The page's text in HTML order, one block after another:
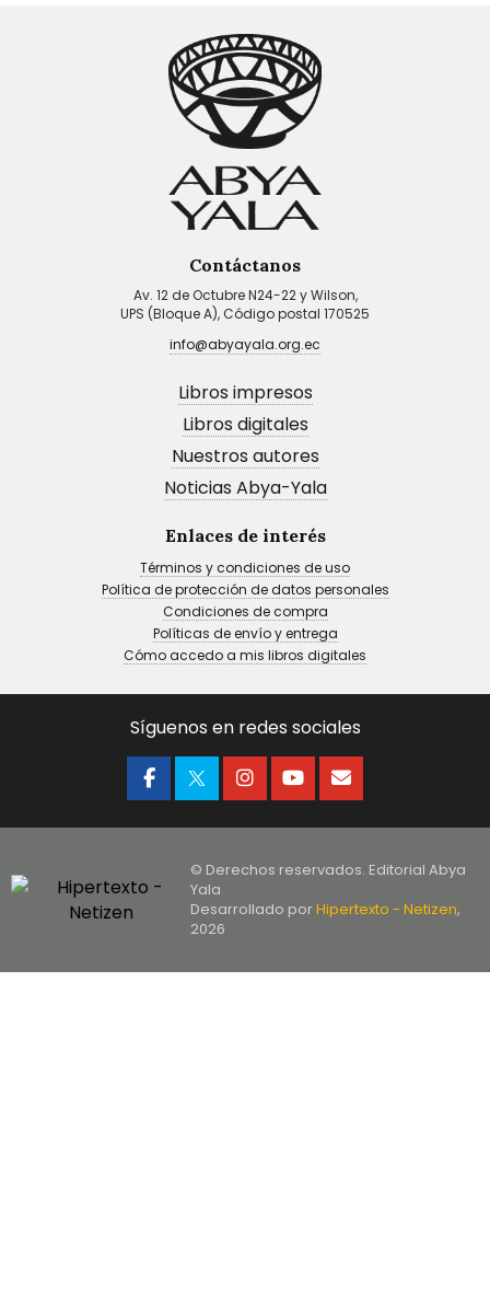
Contáctanos
Av. 12 de Octubre N24-22 y Wilson,
UPS (Bloque A), Código postal 170525
info@abyayala.org.ec
Libros impresos
Libros digitales
Nuestros autores
Noticias Abya-Yala
Enlaces de interés
Términos y condiciones de uso
Política de protección de datos personales
Condiciones de compra
Políticas de envío y entrega
Cómo accedo a mis libros digitales
Síguenos en redes sociales
© Derechos reservados. Editorial Abya
Yala
Desarrollado porHipertexto - Netizen,
2026